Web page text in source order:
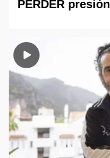
PERDER presión